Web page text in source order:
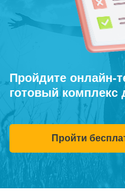
Пройдите онлайн-
готовый комплекс
Пройти